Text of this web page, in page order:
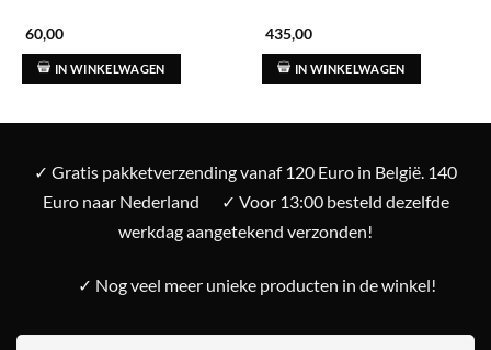
60,00
IN WINKELWAGEN
435,00
IN WINKELWAGEN
✓ Gratis pakketverzending vanaf 120 Euro in België. 140
Euro naar Nederland
✓ Voor 13:00 besteld dezelfde
werkdag aangetekend verzonden!
✓ Nog veel meer unieke producten in de winkel!